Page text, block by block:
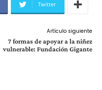
Twitter
Artículo siguiente
7 formas de apoyar a la niñez
vulnerable: Fundación Gigante